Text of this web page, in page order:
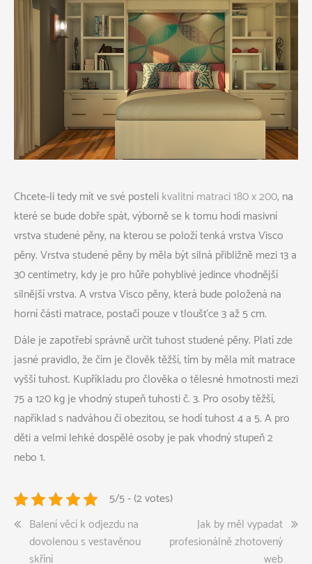
Chcete-li tedy mít ve své postelikvalitní matraci 180 x 200, na
které se bude dobře spát, výborně se k tomu hodí masivní
vrstva studené pěny, na kterou se položí tenká vrstva Visco
pěny. Vrstva studené pěny by měla být silná přibližně mezi 13 a
30 centimetry, kdy je pro hůře pohyblivé jedince vhodnější
silnější vrstva. A vrstva Visco pěny, která bude položená na
horní části matrace, postačí pouze v tloušťce 3 až 5 cm.
Dále je zapotřebí správně určit tuhost studené pěny. Platí zde
jasné pravidlo, že čím je člověk těžší, tím by měla mít matrace
vyšší tuhost. Kupříkladu pro člověka o tělesné hmotnosti mezi
75 a 120 kg je vhodný stupeň tuhosti č. 3. Pro osoby těžší,
například s nadváhou či obezitou, se hodí tuhost 4 a 5. A pro
děti a velmi lehké dospělé osoby je pak vhodný stupeň 2
nebo 1.
5/5 - (2 votes)
Navigace
pro
Balení věcí k odjezdu na
dovolenou s vestavěnou
skříní
Jak by měl vypadat
profesionálně zhotovený
web